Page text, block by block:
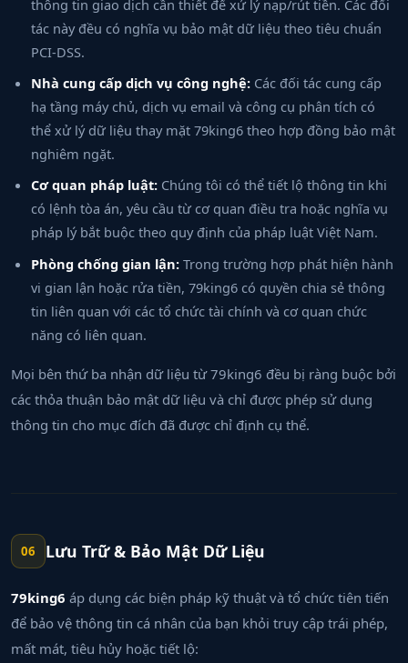
thông tin giao dịch cần thiết để xử lý nạp/rút tiền. Các đối
tác này đều có nghĩa vụ bảo mật dữ liệu theo tiêu chuẩn
PCI-DSS.
Nhà cung cấp dịch vụ công nghệ: Các đối tác cung cấp
hạ tầng máy chủ, dịch vụ email và công cụ phân tích có
thể xử lý dữ liệu thay mặt 79king6 theo hợp đồng bảo mật
nghiêm ngặt.
Cơ quan pháp luật: Chúng tôi có thể tiết lộ thông tin khi
có lệnh tòa án, yêu cầu từ cơ quan điều tra hoặc nghĩa vụ
pháp lý bắt buộc theo quy định của pháp luật Việt Nam.
Phòng chống gian lận: Trong trường hợp phát hiện hành
vi gian lận hoặc rửa tiền, 79king6 có quyền chia sẻ thông
tin liên quan với các tổ chức tài chính và cơ quan chức
năng có liên quan.
Mọi bên thứ ba nhận dữ liệu từ 79king6 đều bị ràng buộc bởi
các thỏa thuận bảo mật dữ liệu và chỉ được phép sử dụng
thông tin cho mục đích đã được chỉ định cụ thể.
06 Lưu Trữ & Bảo Mật Dữ Liệu
79king6 áp dụng các biện pháp kỹ thuật và tổ chức tiên tiến
để bảo vệ thông tin cá nhân của bạn khỏi truy cập trái phép,
mất mát, tiêu hủy hoặc tiết lộ: